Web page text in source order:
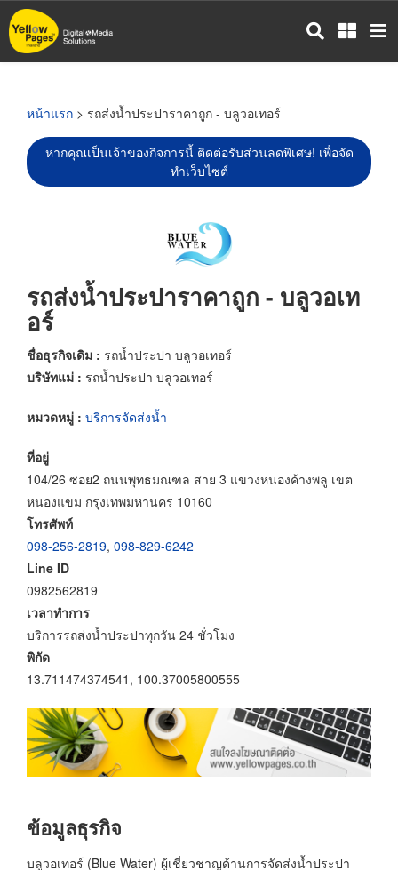
ข้าม
ไป
หน้าแรก > รถส่งน้ำประปาราคาถูก - บลูวอเทอร์
หากคุณเป็นเจ้าของกิจการนี้ ติดต่อรับส่วนลดพิเศษ! เพื่อจัด
ทำเว็บไซต์
รถส่งน้ำประปาราคาถูก - บลูวอเท
อร์
ชื่อธุรกิจเดิม : รถน้ำประปา บลูวอเทอร์
บริษัทแม่ : รถน้ำประปา บลูวอเทอร์
หมวดหมู่ : บริการจัดส่งน้ำ
ที่อยู่
104/26 ซอย2 ถนนพุทธมณฑล สาย 3 แขวงหนองค้างพลู เขต
หนองแขม กรุงเทพมหานคร 10160
โทรศัพท์
098-256-2819, 098-829-6242
Line ID
0982562819
เวลาทำการ
บริการรถส่งน้ำประปาทุกวัน 24 ชั่วโมง
พิกัด
13.711474374541, 100.37005800555
ข้อมูลธุรกิจ
บลูวอเทอร์ (Blue Water) ผู้เชี่ยวชาญด้านการจัดส่งน้ำประปา